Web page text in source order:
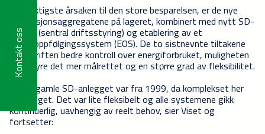
Den viktigste årsaken til den store besparelsen, er de nye
ventilasjonsaggregatene på lageret, kombinert med nytt SD-
anlegg (sentral driftsstyring) og etablering av et
energioppfølgingssystem (EOS). De to sistnevnte tiltakene
gir bedriften bedre kontroll over energiforbruket, muligheten
til å styre det mer målrettet og en større grad av fleksibilitet.
– Det gamle SD-anlegget var fra 1999, da komplekset her
ble bygget. Det var lite fleksibelt og alle systemene gikk
kontinuerlig, uavhengig av reelt behov, sier Viset og
fortsetter:
Kontakt oss